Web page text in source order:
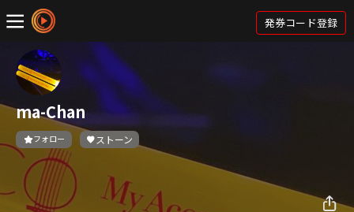
発券コード登録
ma-Chan
フォロー ストーン